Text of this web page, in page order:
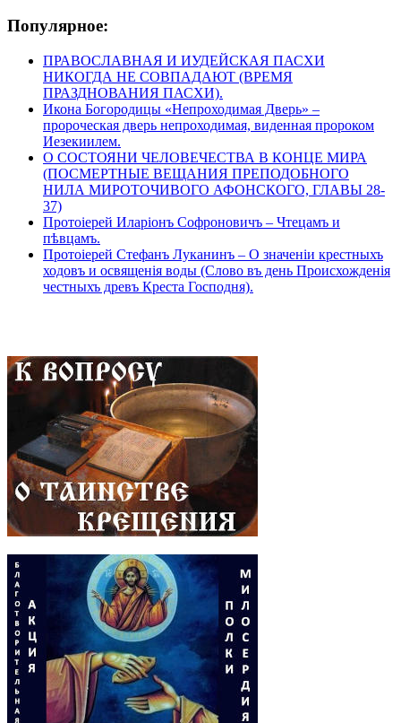
Популярное:
ПРАВОСЛАВНАЯ И ИУДЕЙСКАЯ ПАСХИ
НИКОГДА НЕ СОВПАДАЮТ (ВРЕМЯ
ПРАЗДНОВАНИЯ ПАСХИ).
Икона Богородицы «Непроходимая Дверь» –
пророческая дверь непроходимая, виденная пророком
Иезекиилем.
О СОСТОЯНИ ЧЕЛОВЕЧЕСТВА В КОНЦЕ МИРА
(ПОСМЕРТНЫЕ ВЕЩАНИЯ ПРЕПОДОБНОГО
НИЛА МИРОТОЧИВОГО АФОНСКОГО, ГЛАВЫ 28-
37)
Протоіерей Иларіонъ Софроновичъ – Чтецамъ и
пѣвцамъ.
Протоіерей Стефанъ Луканинъ – О значеніи крестныхъ
ходовъ и освященія воды (Слово въ день Происхожденія
честныхъ древъ Креста Господня).